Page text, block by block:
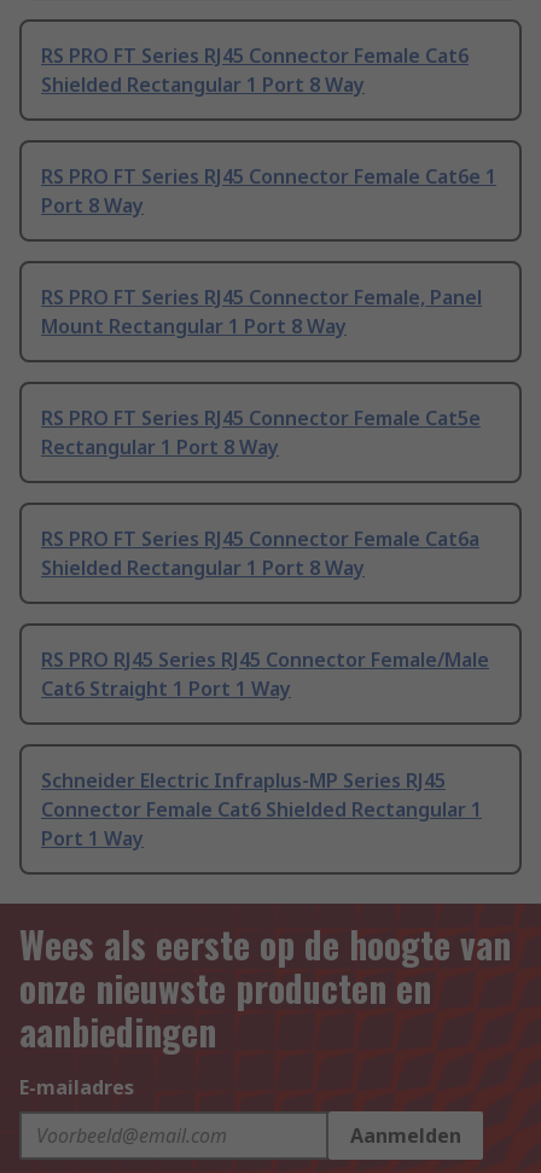
RS PRO FT Series RJ45 Connector Female Cat6
Shielded Rectangular 1 Port 8 Way
RS PRO FT Series RJ45 Connector Female Cat6e 1
Port 8 Way
RS PRO FT Series RJ45 Connector Female, Panel
Mount Rectangular 1 Port 8 Way
RS PRO FT Series RJ45 Connector Female Cat5e
Rectangular 1 Port 8 Way
RS PRO FT Series RJ45 Connector Female Cat6a
Shielded Rectangular 1 Port 8 Way
RS PRO RJ45 Series RJ45 Connector Female/Male
Cat6 Straight 1 Port 1 Way
Schneider Electric Infraplus-MP Series RJ45
Connector Female Cat6 Shielded Rectangular 1
Port 1 Way
Wees als eerste op de hoogte van
onze nieuwste producten en
aanbiedingen
E-mailadres
Aanmelden